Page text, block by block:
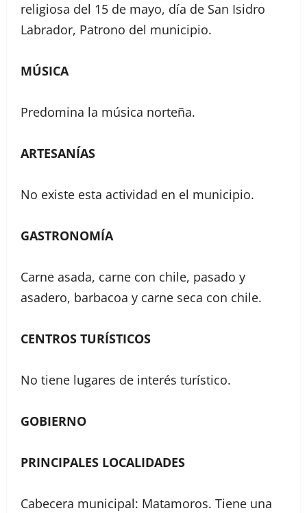
religiosa del 15 de mayo, día de San Isidro
Labrador, Patrono del municipio.
MÚSICA
Predomina la música norteña.
ARTESANÍAS
No existe esta actividad en el municipio.
GASTRONOMÍA
Carne asada, carne con chile, pasado y
asadero, barbacoa y carne seca con chile.
CENTROS TURÍSTICOS
No tiene lugares de interés turístico.
GOBIERNO
PRINCIPALES LOCALIDADES
Cabecera municipal: Matamoros. Tiene una